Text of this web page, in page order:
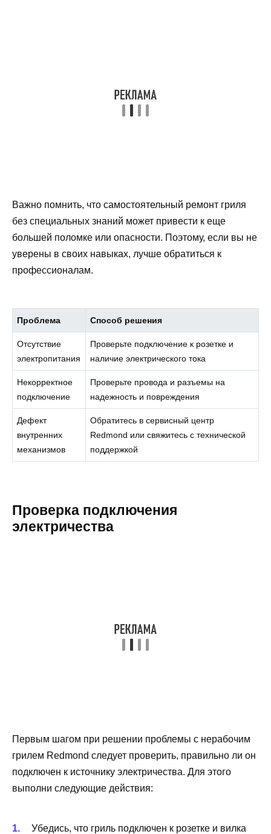
Важно помнить, что самостоятельный ремонт гриля
без специальных знаний может привести к еще
большей поломке или опасности. Поэтому, если вы не
уверены в своих навыках, лучше обратиться к
профессионалам.
Проблема Способ решения
Отсутствие
электропитания
Проверьте подключение к розетке и
наличие электрического тока
Некорректное
подключение
Проверьте провода и разъемы на
надежность и повреждения
Дефект
внутренних
механизмов
Обратитесь в сервисный центр
Redmond или свяжитесь с технической
поддержкой
Проверка подключения
электричества
Первым шагом при решении проблемы с нерабочим
грилем Redmond следует проверить, правильно ли он
подключен к источнику электричества. Для этого
выполни следующие действия:
Убедись, что гриль подключен к розетке и вилка